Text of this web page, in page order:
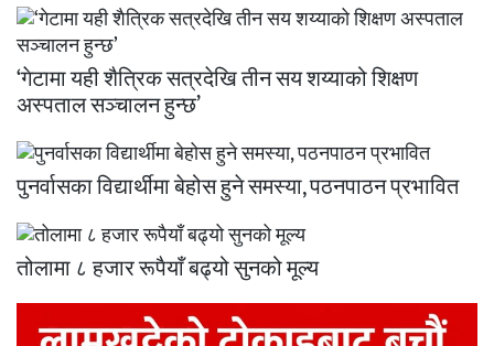
‘गेटामा यही शैत्रिक सत्रदेखि तीन सय शय्याको शिक्षण
अस्पताल सञ्चालन हुन्छ’
पुनर्वासका विद्यार्थीमा बेहोस हुने समस्या, पठनपाठन प्रभावित
तोलामा ८ हजार रूपैयाँ बढ्यो सुनको मूल्य